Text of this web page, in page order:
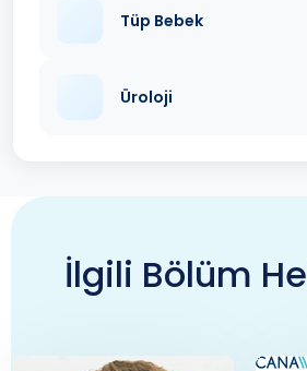
Tüp Bebek
Üroloji
İlgili Bölüm